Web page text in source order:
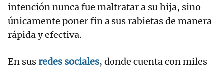
intención nunca fue maltratar a su hija, sino
únicamente poner fin a sus rabietas de manera
rápida y efectiva.
En susredes sociales, donde cuenta con miles